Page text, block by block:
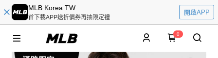
MLB Korea TW
首下載APP送折價券再抽限定禮
開啟APP
0